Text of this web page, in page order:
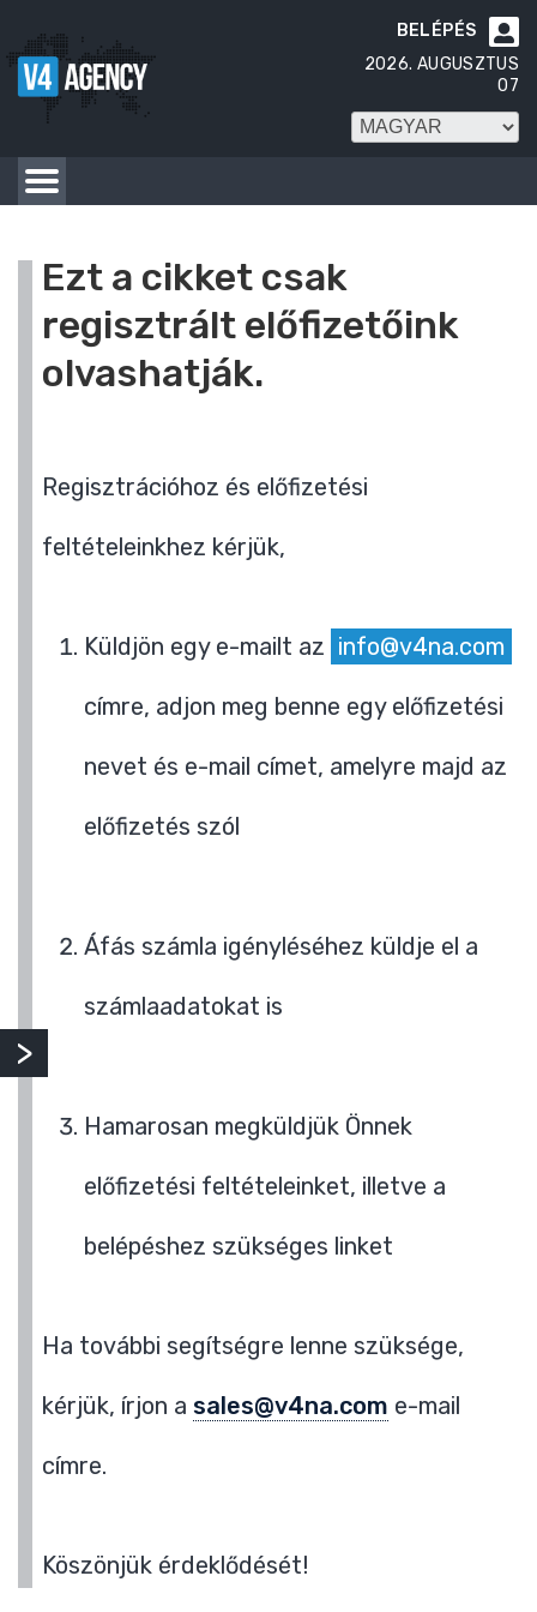

BELÉPÉS
2026. AUGUSZTUS
07
Ezt a cikket csak
regisztrált előfizetőink
olvashatják.
Regisztrációhoz és előfizetési
feltételeinkhez kérjük,
Küldjön egy e-mailt az info@v4na.com
címre, adjon meg benne egy előfizetési
nevet és e-mail címet, amelyre majd az
előfizetés szól
Áfás számla igényléséhez küldje el a
számlaadatokat is
Hamarosan megküldjük Önnek
előfizetési feltételeinket, illetve a
belépéshez szükséges linket
Ha további segítségre lenne szüksége,
kérjük, írjon a sales@v4na.com e-mail
címre.
Köszönjük érdeklődését!